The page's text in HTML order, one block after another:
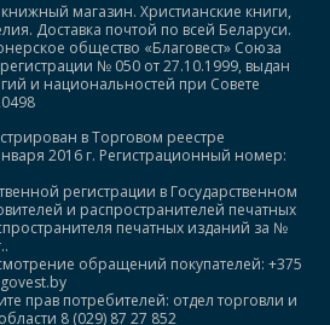
книжный магазин. Христианские книги,
Доставка почтой по всей Беларуси.
общество «Благовест» Союза
№ 050 от 27.10.1999, выдан
и национальностей при Совете
в Торговом реестре
2016 г. Регистрационный номер:
регистрации в Государственном
и распространителей печатных
печатных изданий за №
обращений покупателей: +375
прав потребителей: отдел торговли и
8 (029) 87 27 852